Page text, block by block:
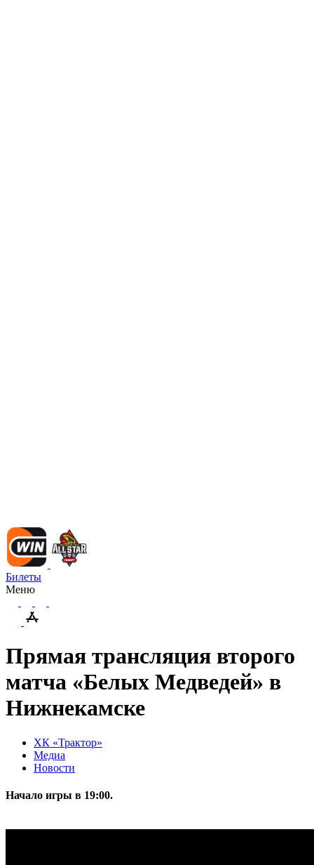
Билеты
Меню
Прямая трансляция второго
матча «Белых Медведей» в
Нижнекамске
ХК «Трактор»
Медиа
Новости
Начало игры в 19:00.